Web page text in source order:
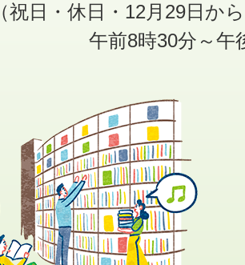
（祝日・休日・12月29日か
午前8時30分～午